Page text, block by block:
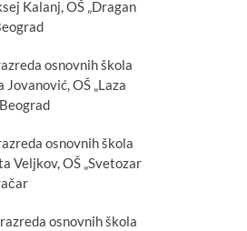
Kalanj, OŠ „Dragan
osnovnih škola
Jovanović, OŠ „Laza
osnovnih škola
Veljkov, OŠ „Svetozar
osnovnih škola